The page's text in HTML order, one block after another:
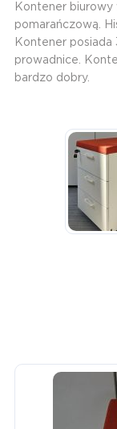
Kontener biurowy
pomarańczową.
Kontener
prowadnice.
bardzo dobry.